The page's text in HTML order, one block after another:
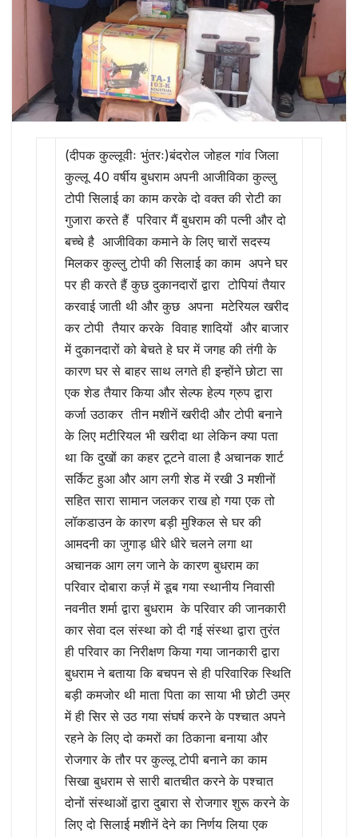
(दीपक कुल्लूवीः भुंतरः)बंदरोल जोहल गांव जिला
कुल्लू 40 वर्षीय बुधराम अपनी आजीविका कुल्लु
टोपी सिलाई का काम करके दो वक्त की रोटी का
गुजारा करते हैं परिवार मैं बुधराम की पत्नी और दो
बच्चे है आजीविका कमाने के लिए चारों सदस्य
मिलकर कुल्लु टोपी की सिलाई का काम अपने घर
पर ही करते हैं कुछ दुकानदारों द्वारा टोपियां तैयार
करवाई जाती थी और कुछ अपना मटेरियल खरीद
कर टोपी तैयार करके विवाह शादियों और बाजार
में दुकानदारों को बेचते हे घर में जगह की तंगी के
कारण घर से बाहर साथ लगते ही इन्होंने छोटा सा
एक शेड तैयार किया और सेल्फ हेल्प ग्रुप द्वारा
कर्जा उठाकर तीन मशीनें खरीदी और टोपी बनाने
के लिए मटीरियल भी खरीदा था लेकिन क्या पता
था कि दुखों का कहर टूटने वाला है अचानक शार्ट
सर्किट हुआ और आग लगी शेड में रखी 3 मशीनों
सहित सारा सामान जलकर राख हो गया एक तो
लॉकडाउन के कारण बड़ी मुश्किल से घर की
आमदनी का जुगाड़ धीरे धीरे चलने लगा था
अचानक आग लग जाने के कारण बुधराम का
परिवार दोबारा कर्ज़ में डूब गया स्थानीय निवासी
नवनीत शर्मा द्वारा बुधराम के परिवार की जानकारी
कार सेवा दल संस्था को दी गई संस्था द्वारा तुरंत
ही परिवार का निरीक्षण किया गया जानकारी द्वारा
बुधराम ने बताया कि बचपन से ही परिवारिक स्थिति
बड़ी कमजोर थी माता पिता का साया भी छोटी उम्र
में ही सिर से उठ गया संघर्ष करने के पश्चात अपने
रहने के लिए दो कमरों का ठिकाना बनाया और
रोजगार के तौर पर कुल्लू टोपी बनाने का काम
सिखा बुधराम से सारी बातचीत करने के पश्चात
दोनों संस्थाओं द्वारा दुबारा से रोजगार शुरू करने के
लिए दो सिलाई मशीनें देने का निर्णय लिया एक